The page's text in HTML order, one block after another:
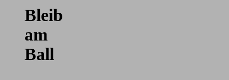
Bleib
am
Ball